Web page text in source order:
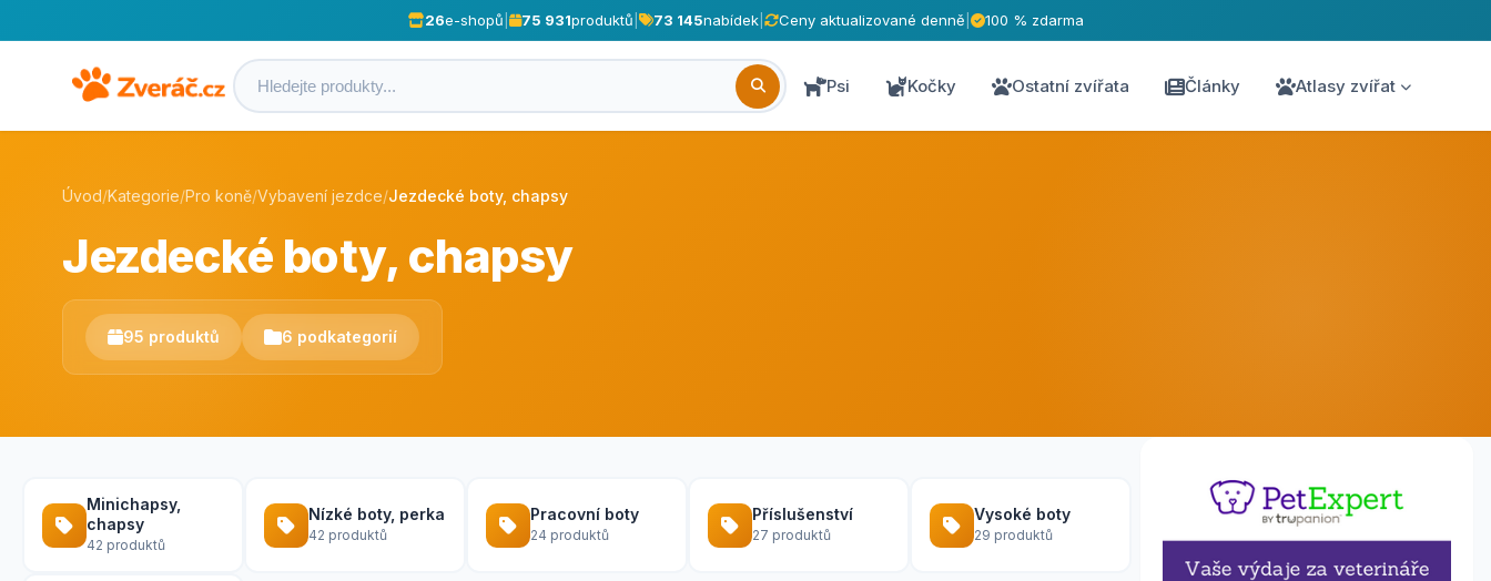
26e-shopů 75 931produktů 73 145nabídek| Ceny aktualizované denně 100 % zdarma
Psi Kočky Ostatní zvířata Články Atlasy zvířat
Úvod/Kategorie/Pro koně/Vybavení jezdce/Jezdecké boty, chapsy
Jezdecké boty, chapsy
95 produktů 6 podkategorií
Minichapsy,
chapsy
42 produktů
Nízké boty, perka
42 produktů
Pracovní boty
24 produktů
Příslušenství
27 produktů
Vysoké boty
29 produktů